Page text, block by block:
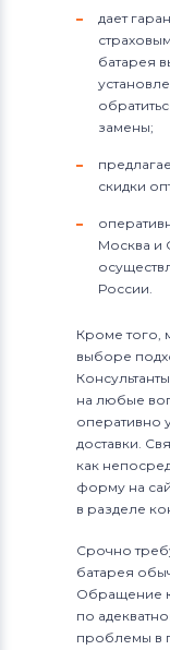
дает
батарея
замены;
скидки
Москва и
России.
Кроме того,
выборе
на любые
оперативно
доставки.
как
форму на
в разделе
Срочно
батарея
Обращение
по
проблемы в